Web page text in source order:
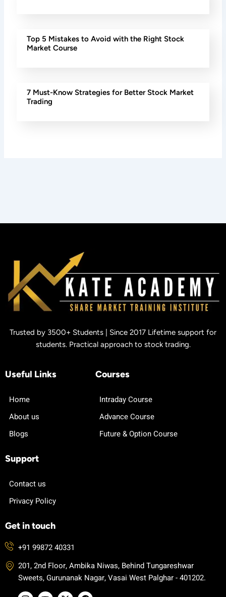
Top 5 Mistakes to Avoid with the Right Stock
Market Course
7 Must-Know Strategies for Better Stock Market
Trading
Trusted by 3500+ Students | Since 2017 Lifetime support for
students. Practical approach to stock trading.
Useful Links
Home
About us
Blogs
Courses
Intraday Course
Advance Course
Future & Option Course
Support
Contact us
Privacy Policy
Get in touch
+91 99872 40331
201, 2nd Floor, Ambika Niwas, Behind Tungareshwar
Sweets, Gurunanak Nagar, Vasai West Palghar - 401202.